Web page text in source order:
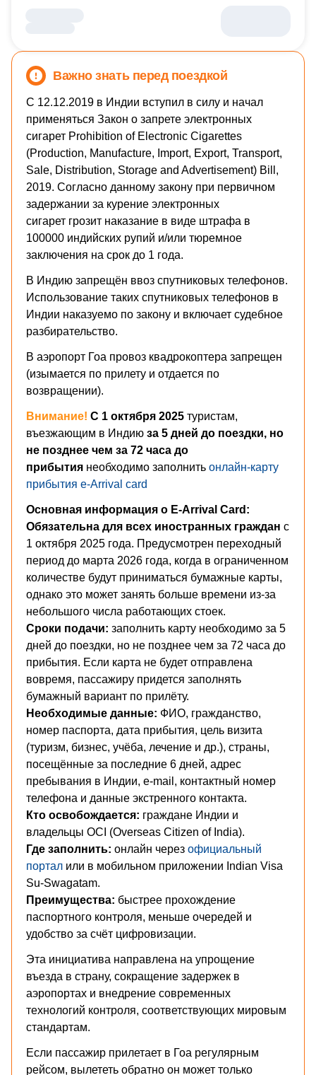
Важно знать перед поездкой
С 12.12.2019 в Индии вступил в силу и начал
применяться Закон о запрете электронных
сигарет Prohibition of Electronic Cigarettes
(Production, Manufacture, Import, Export, Transport,
Sale, Distribution, Storage and Advertisement) Bill,
2019. Согласно данному закону при первичном
задержании за курение электронных
сигарет грозит наказание в виде штрафа в
100000 индийских рупий и/или тюремное
заключения на срок до 1 года.
В Индию запрещён ввоз спутниковых телефонов.
Использование таких спутниковых телефонов в
Индии наказуемо по закону и включает судебное
разбирательство.
В аэропорт Гоа провоз квадрокоптера запрещен
(изымается по прилету и отдается по
возвращении).
Внимание! С 1 октября 2025 туристам,
въезжающим в Индию за 5 дней до поездки, но
не позднее чем за 72 часа до
прибытия необходимо заполнить онлайн-карту
прибытия e-Arrival card
Основная информация о E-Arrival Card:
Обязательна для всех иностранных граждан с
1 октября 2025 года. Предусмотрен переходный
период до марта 2026 года, когда в ограниченном
количестве будут приниматься бумажные карты,
однако это может занять больше времени из-за
небольшого числа работающих стоек.
Сроки подачи: заполнить карту необходимо за 5
дней до поездки, но не позднее чем за 72 часа до
прибытия. Если карта не будет отправлена
вовремя, пассажиру придется заполнять
бумажный вариант по прилёту.
Необходимые данные: ФИО, гражданство,
номер паспорта, дата прибытия, цель визита
(туризм, бизнес, учёба, лечение и др.), страны,
посещённые за последние 6 дней, адрес
пребывания в Индии, e-mail, контактный номер
телефона и данные экстренного контакта.
Кто освобождается: граждане Индии и
владельцы OCI (Overseas Citizen of India).
Где заполнить: онлайн через официальный
портал или в мобильном приложении Indian Visa
Su-Swagatam.
Преимущества: быстрее прохождение
паспортного контроля, меньше очередей и
удобство за счёт цифровизации.
Эта инициатива направлена на упрощение
въезда в страну, сокращение задержек в
аэропортах и внедрение современных
технологий контроля, соответствующих мировым
стандартам.
Если пассажир прилетает в Гоа регулярным
рейсом, вылететь обратно он может только